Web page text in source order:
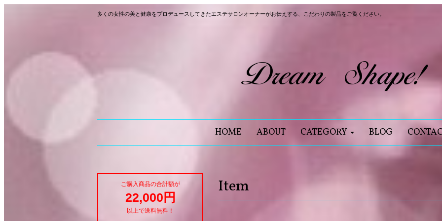
多くの女性の美と健康をプロデュースしてきたエステサロンオーナーがお伝えする、こだわりの製品をご覧ください。
HOME ABOUT CATEGORY BLOG
Item
ご購入商品の合計額が
22,000円
以上で送料無料！